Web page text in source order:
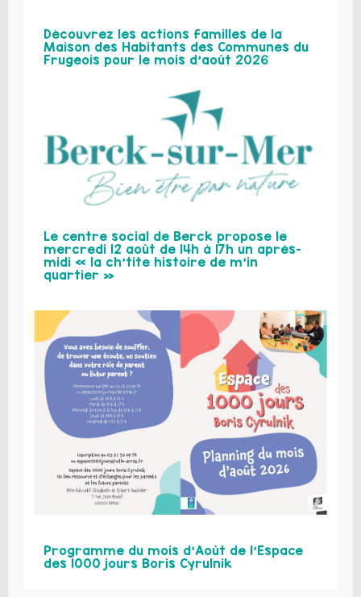
Découvrez les actions familles de la
Maison des Habitants des Communes du
Frugeois pour le mois d’août 2026
Le centre social de Berck propose le
mercredi 12 août de 14h à 17h un après-
midi « la ch’tite histoire de m’in
quartier »
Programme du mois d’Août de l’Espace
des 1000 jours Boris Cyrulnik